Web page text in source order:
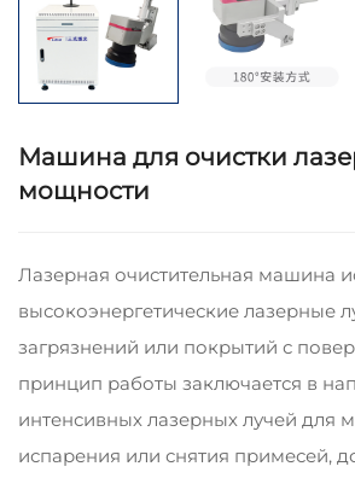
Машина для очистки
мощности
Лазерная очистительная машина
высокоэнергетические лазерные
загрязнений или покрытий с
принцип работы заключается в
интенсивных лазерных лучей для
испарения или снятия примесей,